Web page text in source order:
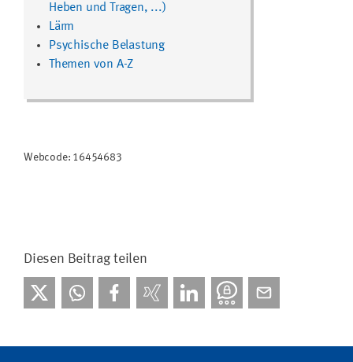
Heben und Tragen, ...)
Lärm
Psychische Belastung
Themen von A-Z
Webcode: 16454683
Diesen Beitrag teilen